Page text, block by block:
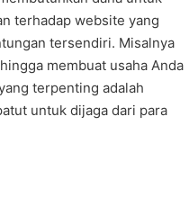
terhadap website yang
tersendiri. Misalnya
membuat usaha Anda
terpenting adalah
untuk dijaga dari para